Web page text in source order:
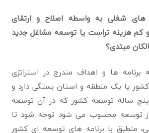
شغلی به واسطه اصلاح و ارتقای
و کم هزینه تراست یا توسعه مشاغل جدید
مبتدی؟
ها و اهداف مندرج در استراتژی
یا یک منطقه و استان بستگی دارد و
پنج ساله توسعه کشور که در آن توسعه
توسعه محسوب می شود توجه شود تا
منطبق با برنامه های توسعه ای کشور